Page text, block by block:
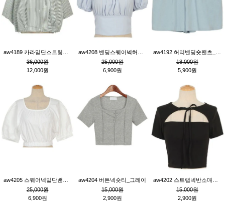
36,000원
12,000원
25,000원
6,900원
18,000원
5,900원
25,000원
6,900원
aw4204 버튼넥숏티_그레이
15,000원
2,900원
15,000원
2,900원